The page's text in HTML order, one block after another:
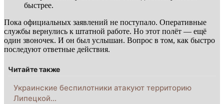
быстрее.
Пока официальных заявлений не поступало. Оперативные
службы вернулись к штатной работе. Но этот полёт — ещё
один звоночек. И он был услышан. Вопрос в том, как быстро
последуют ответные действия.
Читайте также
Украинские беспилотники атакуют территорию
Липецкой…